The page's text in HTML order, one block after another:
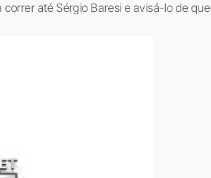
até Sérgio Baresi e avisá-lo de que